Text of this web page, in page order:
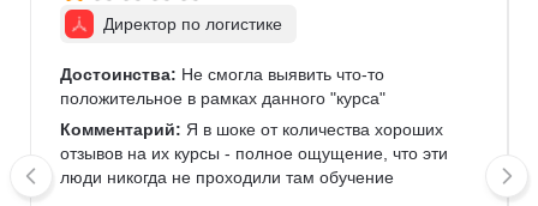
Директор по логистике
Достоинства: Не смогла выявить что-то
положительное в рамках данного "курса"
Комментарий: Я в шоке от количества хороших
отзывов на их курсы - полное ощущение, что эти
люди никогда не проходили там обучение